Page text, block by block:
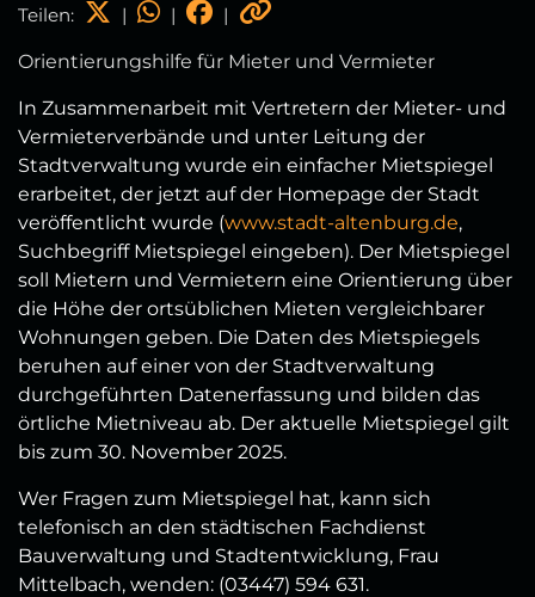
Teilen: | | |
Orientierungshilfe für Mieter und Vermieter
In Zusammenarbeit mit Vertretern der Mieter- und
Vermieterverbände und unter Leitung der
Stadtverwaltung wurde ein einfacher Mietspiegel
erarbeitet, der jetzt auf der Homepage der Stadt
veröffentlicht wurde (www.stadt-altenburg.de,
Suchbegriff Mietspiegel eingeben). Der Mietspiegel
soll Mietern und Vermietern eine Orientierung über
die Höhe der ortsüblichen Mieten vergleichbarer
Wohnungen geben. Die Daten des Mietspiegels
beruhen auf einer von der Stadtverwaltung
durchgeführten Datenerfassung und bilden das
örtliche Mietniveau ab. Der aktuelle Mietspiegel gilt
bis zum 30. November 2025.
Wer Fragen zum Mietspiegel hat, kann sich
telefonisch an den städtischen Fachdienst
Bauverwaltung und Stadtentwicklung, Frau
Mittelbach, wenden: (03447) 594 631.